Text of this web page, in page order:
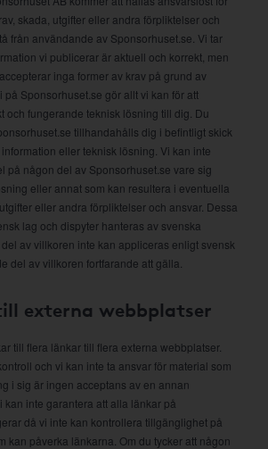
skada, utgifter eller andra förpliktelser och
från användande av Sponsorhuset.se. Vi tar
vi publicerar är aktuell och korrekt, men
inga former av krav på grund av
på Sponsorhuset.se gör allt vi kan för att
och fungerande teknisk lösning till dig. Du
tillhandahålls dig i befintligt skick
eller teknisk lösning. Vi kan inte
på någon del av Sponsorhuset.se vare sig
eller annat som kan resultera i eventuella
eller andra förpliktelser och ansvar. Dessa
lag och dispyter hanteras av svenska
av villkoren inte kan appliceras enligt svensk
del av villkoren fortfarande att gälla.
externa webbplatser
till flera länkar till flera externa webbplatser.
och vi kan inte ta ansvar för material som
i sig är ingen acceptans av en annan
inte garantera att alla länkar på
då vi inte kan kontrollera tillgänglighet på
kan påverka länkarna. Om du tycker att någon